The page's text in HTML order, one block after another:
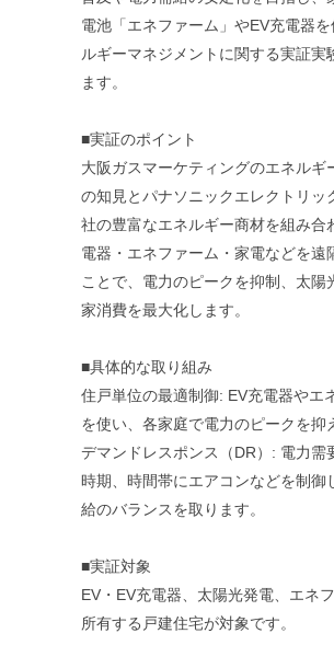
電池「エネファーム」やEV充電器
ルギーマネジメントに関する実証実
ます。
■実証のポイント
大阪ガスマーケティングのエネルギ
の知見とパナソニックエレクトリッ
社の豊富なエネルギー商材を組み合
電器・エネファーム・家電などを遠
ことで、電力のピークを抑制、太陽
家消費を最大化します。
■具体的な取り組み
住戸単位の最適制御: EV充電器やエ
を使い、各家庭で電力のピークを抑
デマンドレスポンス（DR）: 電力需
時期、時間帯にエアコンなどを制御
給のバランスを取ります。
■実証対象
EV・EV充電器、太陽光発電、エネ
所有する戸建住宅が対象です。